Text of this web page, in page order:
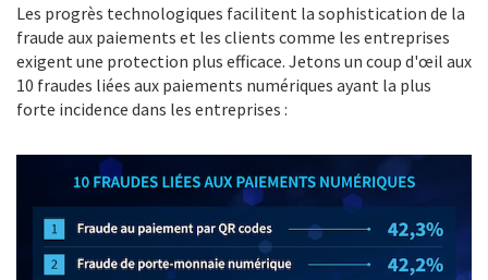
Les progrès technologiques facilitent la sophistication de la
fraude aux paiements et les clients comme les entreprises
exigent une protection plus efficace. Jetons un coup d'œil aux
10 fraudes liées aux paiements numériques ayant la plus
forte incidence dans les entreprises :